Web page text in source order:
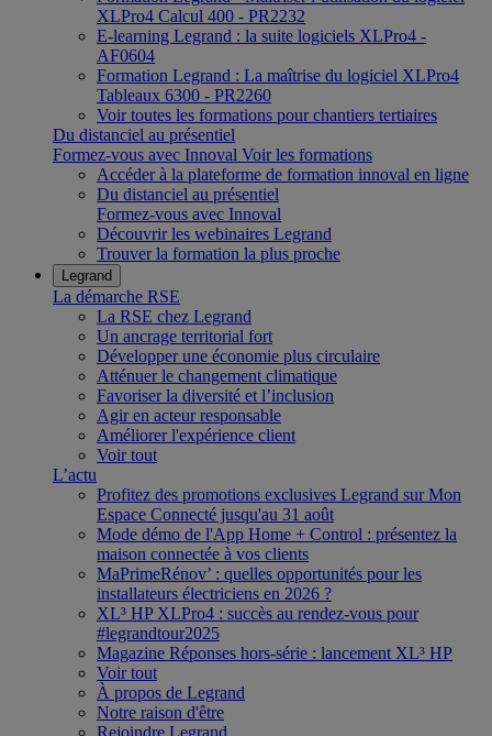
XLPro4 Calcul 400 - PR2232
E-learning Legrand : la suite logiciels XLPro4 -
AF0604
Formation Legrand : La maîtrise du logiciel XLPro4
Tableaux 6300 - PR2260
Voir toutes les formations pour chantiers tertiaires
Du distanciel au présentiel
Formez-vous avec Innoval Voir les formations
Accéder à la plateforme de formation innoval en ligne
Du distanciel au présentiel
Formez-vous avec Innoval
Découvrir les webinaires Legrand
Trouver la formation la plus proche
Legrand
La démarche RSE
La RSE chez Legrand
Un ancrage territorial fort
Développer une économie plus circulaire
Atténuer le changement climatique
Favoriser la diversité et l’inclusion
Agir en acteur responsable
Améliorer l'expérience client
Voir tout
L’actu
Profitez des promotions exclusives Legrand sur Mon
Espace Connecté jusqu'au 31 août
Mode démo de l'App Home + Control : présentez la
maison connectée à vos clients
MaPrimeRénov’ : quelles opportunités pour les
installateurs électriciens en 2026 ?
XL³ HP XLPro4 : succès au rendez-vous pour
#legrandtour2025
Magazine Réponses hors-série : lancement XL³ HP
Voir tout
À propos de Legrand
Notre raison d'être
Rejoindre Legrand